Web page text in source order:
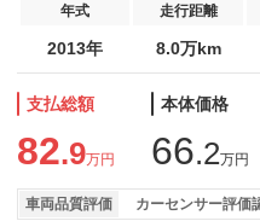
年式 走行距離
2013年 8.0万km
支払総額
82.9万円
本体価格
66.2万円
車両品質評価 カーセンサー評価